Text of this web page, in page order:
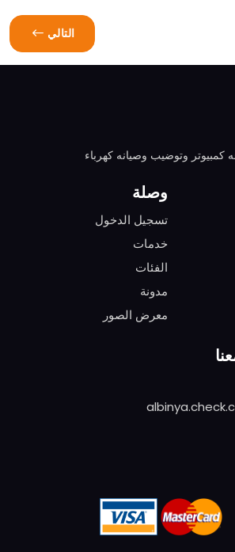
التالي
وتوضيب وصيانه كهرباء
وصلة
تسجيل الدخول
خدمات
الفئات
مدونة
معرض الصور